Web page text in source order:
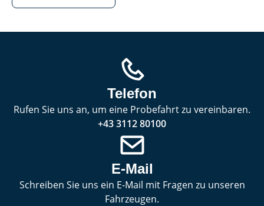
Telefon
Rufen Sie uns an, um eine Probefahrt zu vereinbaren.
+43 3112 80100
E-Mail
Schreiben Sie uns ein E-Mail mit Fragen zu unseren
Fahrzeugen.